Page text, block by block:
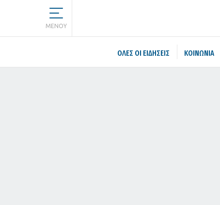
MENOY
ΌΛΕΣ ΟΙ ΕΙΔΉΣΕΙΣ ΚΟΙΝΩΝΙΑ